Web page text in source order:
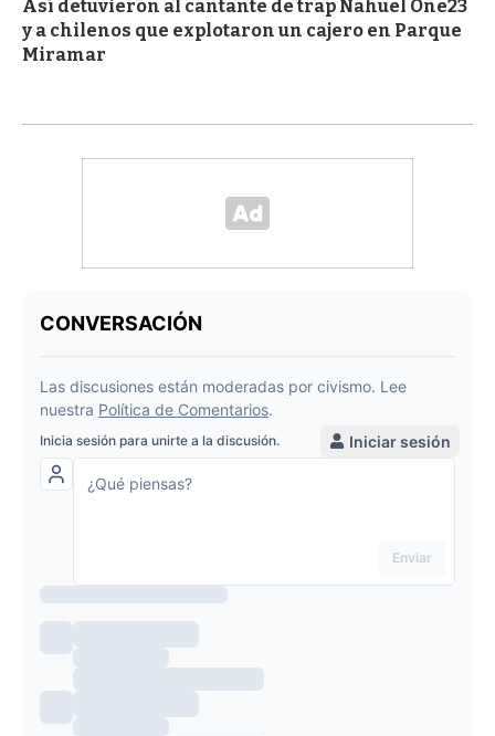
Así detuvieron al cantante de trap Nahuel One23
y a chilenos que explotaron un cajero en Parque
Miramar